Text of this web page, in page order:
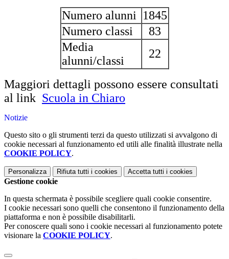
Numero alunni
1845
Numero classi
83
Media
alunni/classi
22
Maggiori dettagli possono essere consultati
al link Scuola in Chiaro
Notizie
Questo sito o gli strumenti terzi da questo utilizzati si avvalgono di
cookie necessari al funzionamento ed utili alle finalità illustrate nella
COOKIE POLICY.
Personalizza Rifiuta tutti i cookies Accetta tutti i cookies
Gestione cookie
In questa schermata è possibile scegliere quali cookie consentire.
I cookie necessari sono quelli che consentono il funzionamento della
piattaforma e non è possibile disabilitarli.
Per conoscere quali sono i cookie necessari al funzionamento potete
visionare la COOKIE POLICY.